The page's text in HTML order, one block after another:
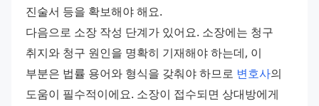
진술서 등을 확보해야 해요.
다음으로 소장 작성 단계가 있어요. 소장에는 청구
취지와 청구 원인을 명확히 기재해야 하는데, 이
부분은 법률 용어와 형식을 갖춰야 하므로 변호사의
도움이 필수적이에요. 소장이 접수되면 상대방에게